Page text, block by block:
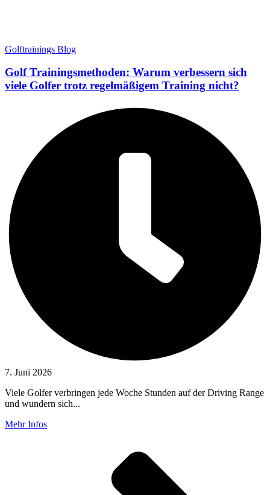
Golftrainings Blog
Golf Trainingsmethoden: Warum verbessern sich
viele Golfer trotz regelmäßigem Training nicht?
7. Juni 2026
Viele Golfer verbringen jede Woche Stunden auf der Driving Range
und wundern sich...
Mehr Infos